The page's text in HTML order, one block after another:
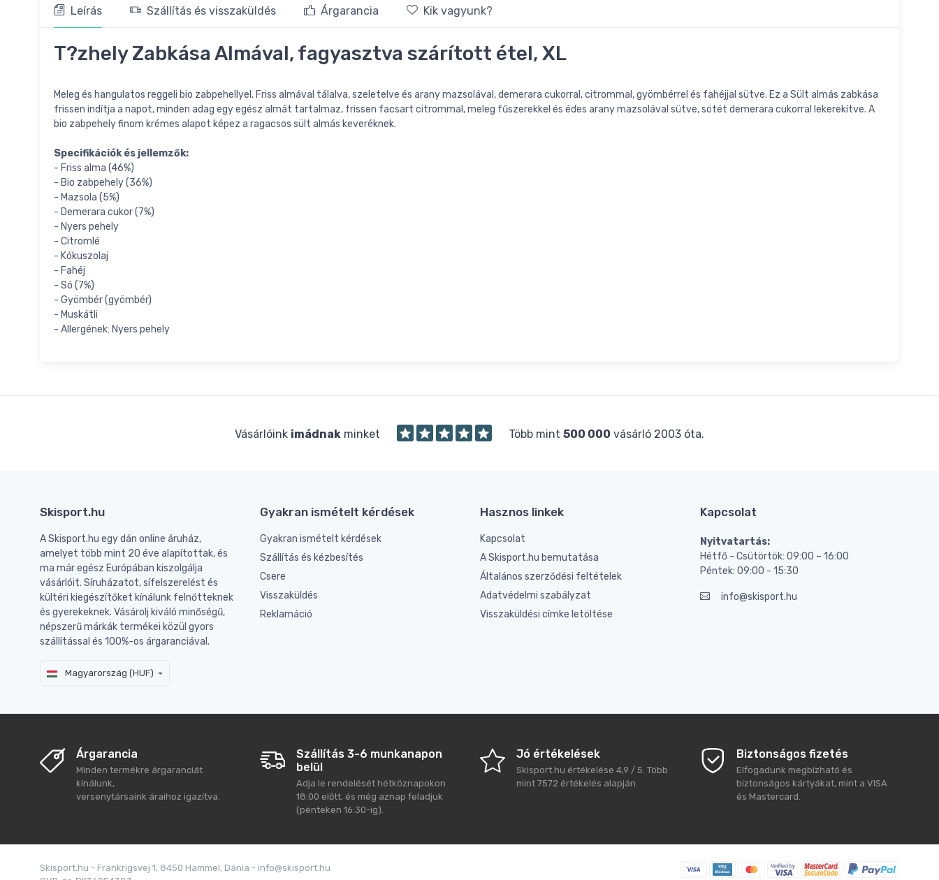
Leírás Szállítás és visszaküldés Árgarancia Kik vagyunk?
T?zhely Zabkása Almával, fagyasztva szárított étel, XL
Meleg és hangulatos reggeli bio zabpehellyel. Friss almával tálalva, szeletelve és arany mazsolával, demerara cukorral, citrommal, gyömbérrel és fahéjjal sütve. Ez a Sült almás zabkása
frissen indítja a napot, minden adag egy egész almát tartalmaz, frissen facsart citrommal, meleg fűszerekkel és édes arany mazsolával sütve, sötét demerara cukorral lekerekítve. A
bio zabpehely finom krémes alapot képez a ragacsos sült almás keveréknek.
Specifikációk és jellemzők:
- Friss alma (46%)
- Bio zabpehely (36%)
- Mazsola (5%)
- Demerara cukor (7%)
- Nyers pehely
- Citromlé
- Kókuszolaj
- Fahéj
- Só (7%)
- Gyömbér (gyömbér)
- Muskátli
- Allergének: Nyers pehely
Vásárlóink imádnak minket Több mint 500 000 vásárló 2003 óta.
Skisport.hu
A Skisport.hu egy dán online áruház,
amelyet több mint 20 éve alapítottak, és
ma már egész Európában kiszolgálja
vásárlóit. Síruházatot, sífelszerelést és
kültéri kiegészítőket kínálunk felnőtteknek
és gyerekeknek. Vásárolj kiváló minőségű,
népszerű márkák termékei közül gyors
szállítással és 100%-os árgaranciával.
Magyarország (HUF)
Gyakran ismételt kérdések
Gyakran ismételt kérdések
Szállítás és kézbesítés
Csere
Visszaküldés
Reklamáció
Hasznos linkek
Kapcsolat
A Skisport.hu bemutatása
Általános szerződési feltételek
Adatvédelmi szabályzat
Visszaküldési címke letöltése
Kapcsolat
Nyitvatartás:
Hétfő - Csütörtök: 09:00 – 16:00
Péntek: 09:00 - 15:30
info@skisport.hu
Árgarancia
Minden termékre árgaranciát
kínálunk,
versenytársaink áraihoz igazítva.
Szállítás 3-6 munkanapon
belül
Adja le rendelését hétköznapokon
18:00 előtt, és még aznap feladjuk
(pénteken 16:30-ig).
Jó értékelések
Skisport.hu értékelése 4,9 / 5. Több
mint 7572 értékelés alapján.
Biztonságos fizetés
Elfogadunk megbízható és
biztonságos kártyákat, mint a VISA
és Mastercard.
Skisport.hu - Frankrigsvej 1, 8450 Hammel, Dánia - info@skisport.hu